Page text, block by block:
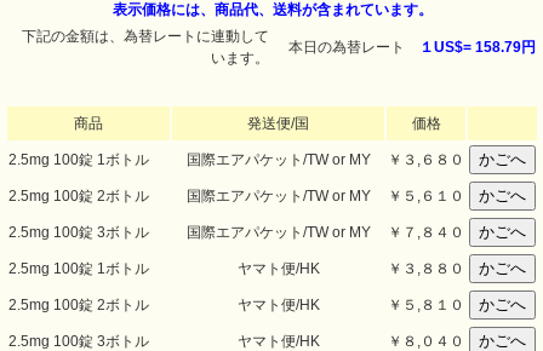
表示価格には、商品代、送料が含まれています。
下記の金額は、為替レートに連動して
います。
本日の為替レート １US$= 158.79円
商品 発送便/国 価格
2.5mg 100錠 1ボトル 国際エアパケット/TW or MY ￥３,６８０
2.5mg 100錠 2ボトル 国際エアパケット/TW or MY ￥５,６１０
2.5mg 100錠 3ボトル 国際エアパケット/TW or MY ￥７,８４０
2.5mg 100錠 1ボトル ヤマト便/HK ￥３,８８０
2.5mg 100錠 2ボトル ヤマト便/HK ￥５,８１０
2.5mg 100錠 3ボトル ヤマト便/HK ￥８,０４０